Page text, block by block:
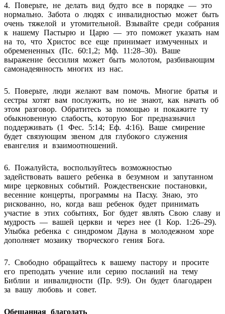
4. Поверьте, не делать вид будто все в порядке — это
нормально. Забота о людях с инвалидностью может быть
очень тяжелой и утомительной. Взывайте среди собрания
к нашему Пастырю и Царю — это поможет указать нам
на то, что Христос все еще принимает измученных и
обремененных (Пс. 60:1,2; Мф. 11:28–30). Ваше
выражение бессилия может быть молотом, разбивающим
самонадеянность многих из нас.
5. Поверьте, люди желают вам помочь. Многие братья и
сестры хотят вам послужить, но не знают, как начать об
этом разговор. Обратитесь за помощью и покажите ту
обыкновенную слабость, которую Бог предназначил
поддерживать (1 Фес. 5:14; Еф. 4:16). Ваше смирение
будет связующим звеном для глубокого служения
евангелия и взаимоотношений.
6. Пожалуйста, воспользуйтесь возможностью
задействовать вашего ребенка в безумном и запутанном
мире церковных событий. Рождественские постановки,
весенние концерты, программы на Пасху. Знаю, это
рискованно, но, когда ваш ребенок будет принимать
участие в этих событиях, Бог будет являть Свою славу и
мудрость — вашей церкви и через нее (1 Кор. 1:26–29).
Улыбка ребенка с синдромом Дауна в молодежном хоре
дополняет мозаику творческого гения Бога.
7. Свободно обращайтесь к вашему пастору и просите
его преподать учение или серию посланий на тему
Библии и инвалидности (Пр. 9:9). Он будет благодарен
за вашу любовь и совет.
Обещанная благодать